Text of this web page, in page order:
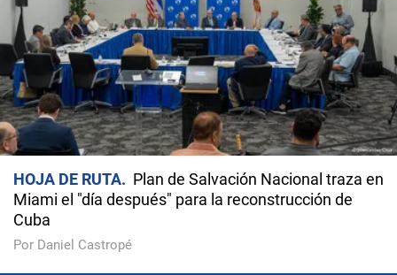
HOJA DE RUTA
Plan de Salvación Nacional traza en
Miami el "día después" para la reconstrucción de
Cuba
Por Daniel Castropé